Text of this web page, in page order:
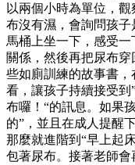
以兩個小時為單位，
布沒有濕，會詢問孩
馬桶上坐一下，感受
關係，然後再把尿布
些如廁訓練的故事書
看，讓孩子持續接受到
布囉！“的訊息。如果
的”，並且在成人提醒
那麼就進階到“早上起
包著尿布。接著老師